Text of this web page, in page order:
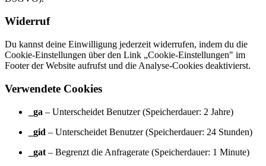
Widerruf
Du kannst deine Einwilligung jederzeit widerrufen, indem du die
Cookie-Einstellungen über den Link „Cookie-Einstellungen" im
Footer der Website aufrufst und die Analyse-Cookies deaktivierst.
Verwendete Cookies
_ga – Unterscheidet Benutzer (Speicherdauer: 2 Jahre)
_gid – Unterscheidet Benutzer (Speicherdauer: 24 Stunden)
_gat – Begrenzt die Anfragerate (Speicherdauer: 1 Minute)